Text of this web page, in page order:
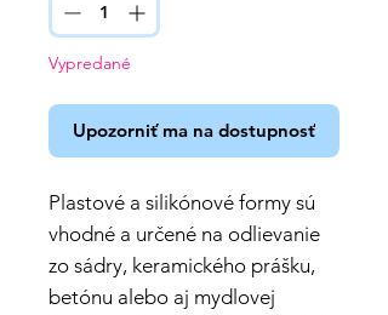
Vypredané
Upozorniť ma na dostupnosť
Plastové a silikónové formy sú
vhodné a určené na odlievanie
zo sádry, keramického prášku,
betónu alebo aj mydlovej